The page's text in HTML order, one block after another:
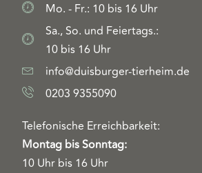
Mo. - Fr.: 10 bis 16 Uhr
Sa., So. und Feiertags.:
10 bis 16 Uhr
info@duisburger-tierheim.de
0203 9355090
Telefonische Erreichbarkeit:
Montag bis Sonntag:
10 Uhr bis 16 Uhr